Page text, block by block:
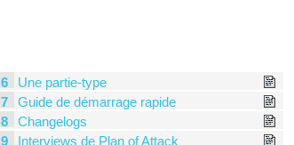
6
Une partie-type
7
Guide de démarrage rapide
8
Changelogs
9
Interviews de Plan of Attack